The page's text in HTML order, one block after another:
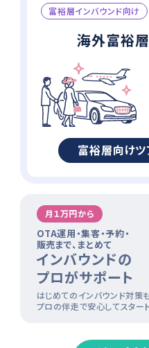
富裕層インバウンド向け
海外富裕
富裕層向けツ
月１万円から
OTA運用・集客・予約・
販売まで、まとめて
インバウンドの
プロがサポート
はじめてのインバウンド対策も
プロの伴走で安心してスタート